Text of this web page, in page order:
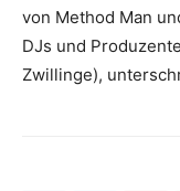
von Method Man
DJs und
Zwillinge),